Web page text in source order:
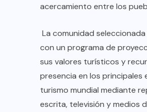
acercamiento entre los
La comunidad
con un programa de
sus valores turísticos y
presencia en los principales
turismo mundial mediante
escrita, televisión y medios